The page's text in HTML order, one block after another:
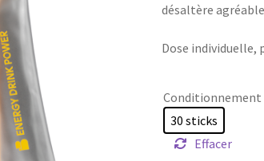
désaltère
Dose
Conditionnement
30 sticks
Effacer